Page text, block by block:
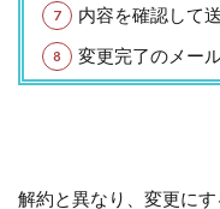
内容を確認して
変更完了のメー
解約と異なり、変更に